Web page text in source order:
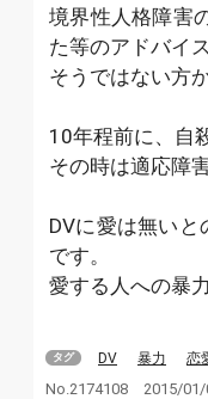
境界性人格障害
た等のアドバイ
そうではない方
10年程前に、自
その時は適応障
DVに愛は無い
です。
愛する人への暴
タグ DV 暴力 恋
No.2174108 2015/01/